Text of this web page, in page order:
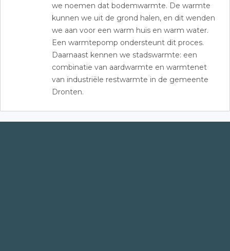
we noemen dat bodemwarmte. De warmte
kunnen we uit de grond halen, en dit wenden
we aan voor een warm huis en warm water.
Een warmtepomp ondersteunt dit proces.
Daarnaast kennen we stadswarmte: een
combinatie van aardwarmte en warmtenet
van industriële restwarmte in de gemeente
Dronten.